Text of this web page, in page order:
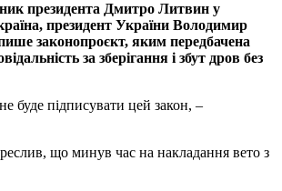
президента Дмитро Литвин у
президент України Володимир
законопроєкт, яким передбачена
за зберігання і збут дров без
буде підписувати цей закон, –
що минув час на накладання вето з